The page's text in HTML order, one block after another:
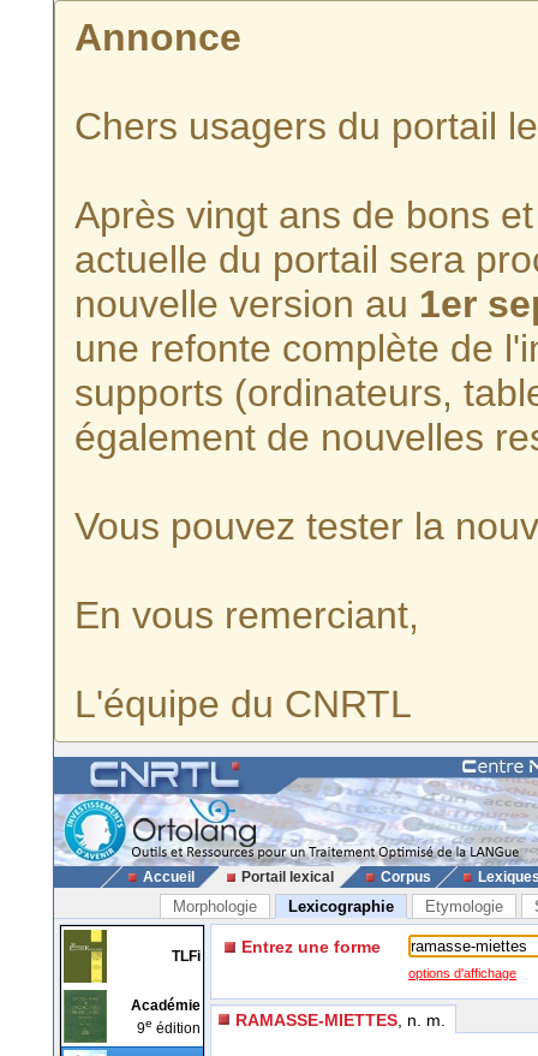
Annonce
Chers usagers du portail
Après vingt ans de bons
actuelle du portail sera
nouvelle version au 1er
une refonte complète de
supports (ordinateurs,
également de nouvelles
Vous pouvez tester la
En vous remerciant,
L'équipe du CNRTL
Accueil Portail lexical Corpus
Morphologie Lexicographie Etymologie
TLFi
Académie
9e édition
Entrez une forme
options d'affichage
RAMASSE-MIETTES , n. m.